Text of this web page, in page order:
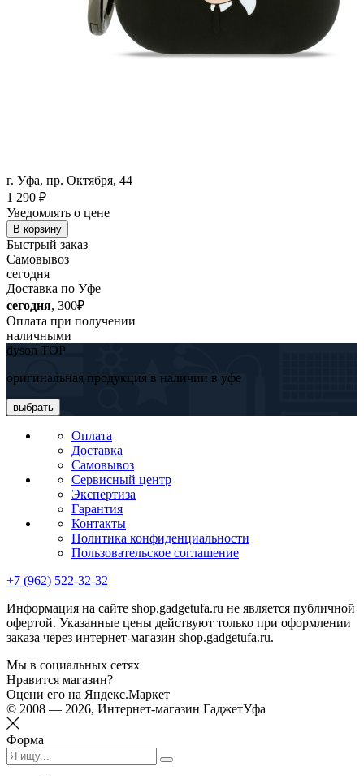
г. Уфа, пр. Октября, 44
1 290 ₽
Уведомлять о цене
В корзину
Быстрый заказ
Самовывоз
сегодня
Доставка по Уфе
сегодня, 300₽
Оплата при получении
наличными
dyson TOP
оригинальная продукция в наличии в уфе
выбрать
Оплата
Доставка
Самовывоз
Сервисный центр
Экспертиза
Гарантия
Контакты
Политика конфиденциальности
Пользовательское соглашение
+7 (962) 522-32-32
Информация на сайте shop.gadgetufa.ru не является публичной
офертой. Указанные цены действуют только при оформлении
заказа через интернет-магазин shop.gadgetufa.ru.
Мы в социальных сетях
Нравится магазин?
Оцени его на Яндекс.Маркет
© 2008 — 2026, Интернет-магазин ГаджетУфа
Форма